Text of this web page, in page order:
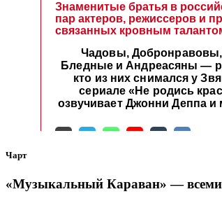
Чарт
«Музыкальный Караван» —